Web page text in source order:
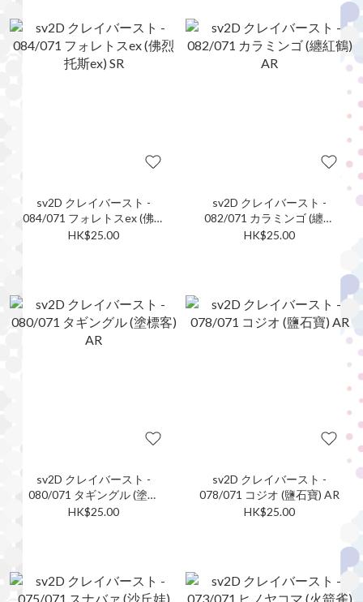
sv2D クレイバースト -
084/071 フォレトスex (佛烈
托斯ex) SR
HK$25.00
sv2D クレイバースト -
082/071 カラミンゴ (纏紅
鶴) AR
HK$25.00
sv2D クレイバースト -
080/071 タギングル (塗標
客) AR
HK$25.00
sv2D クレイバースト -
078/071 コジオ (鹽石寶) AR
HK$25.00